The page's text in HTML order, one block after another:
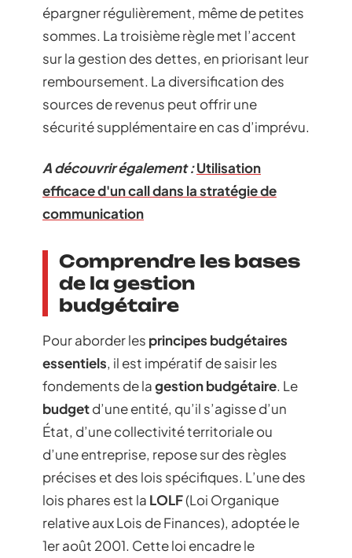
épargner régulièrement, même de petites
sommes. La troisième règle met l’accent
sur la gestion des dettes, en priorisant leur
remboursement. La diversification des
sources de revenus peut offrir une
sécurité supplémentaire en cas d’imprévu.
A découvrir également :Utilisation
efficace d'un call dans la stratégie de
communication
Comprendre les bases
de la gestion
budgétaire
Pour aborder les principes budgétaires
essentiels, il est impératif de saisir les
fondements de lagestion budgétaire. Le
budgetd’une entité, qu’il s’agisse d’un
État, d’une collectivité territoriale ou
d’une entreprise, repose sur des règles
précises et des lois spécifiques. L’une des
lois phares est la LOLF(Loi Organique
relative aux Lois de Finances), adoptée le
1er août 2001. Cette loi encadre le